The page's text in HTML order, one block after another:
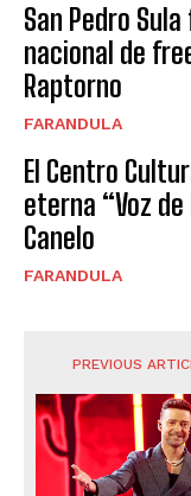
San Pedro
nacional de
Raptorno
FARANDULA
El Centro
eterna “Voz
Canelo
FARANDULA
PREVIOUS